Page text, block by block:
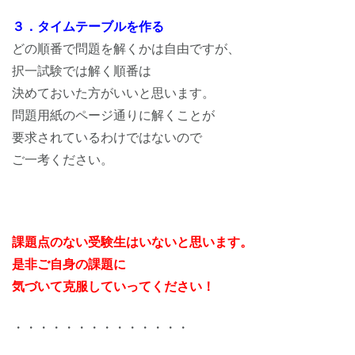
３．タイムテーブルを作る
どの順番で問題を解くかは自由ですが、
択一試験では解く順番は
決めておいた方がいいと思います。
問題用紙のページ通りに解くことが
要求されているわけではないので
ご一考ください。
課題点のない受験生はいないと思います。
是非ご自身の課題に
気づいて克服していってください！
・・・・・・・・・・・・・・